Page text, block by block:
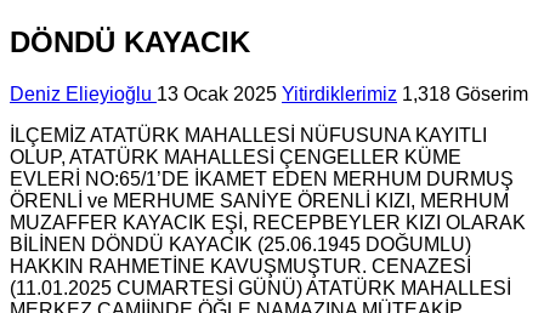
DÖNDÜ KAYACIK
Deniz Elieyioğlu 13 Ocak 2025 Yitirdiklerimiz 1,318 Göserim
İLÇEMİZ ATATÜRK MAHALLESİ NÜFUSUNA KAYITLI
OLUP, ATATÜRK MAHALLESİ ÇENGELLER KÜME
EVLERİ NO:65/1’DE İKAMET EDEN MERHUM DURMUŞ
ÖRENLİ ve MERHUME SANİYE ÖRENLİ KIZI, MERHUM
MUZAFFER KAYACIK EŞİ, RECEPBEYLER KIZI OLARAK
BİLİNEN DÖNDÜ KAYACIK (25.06.1945 DOĞUMLU)
HAKKIN RAHMETİNE KAVUŞMUŞTUR. CENAZESİ
(11.01.2025 CUMARTESİ GÜNÜ) ATATÜRK MAHALLESİ